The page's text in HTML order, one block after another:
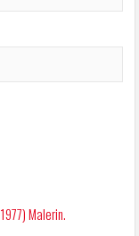
Malerin.